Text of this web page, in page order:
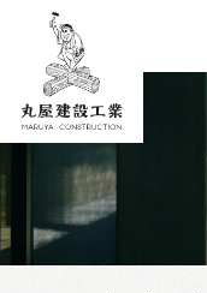
Skip
content